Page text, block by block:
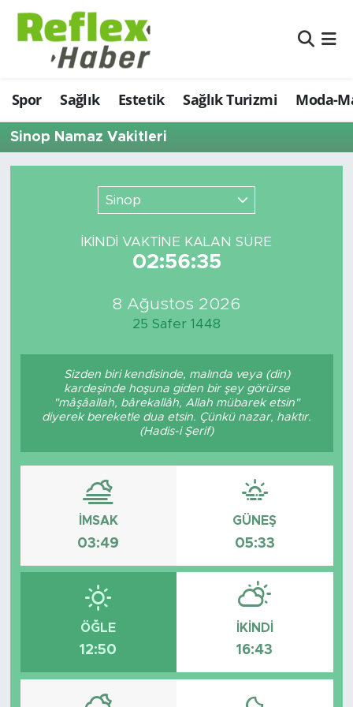
Spor Sağlık Estetik Sağlık Turizmi Moda-
Sinop Namaz Vakitleri
Sinop
İKINDI VAKTİNE KALAN SÜRE
02:56:35
8 Ağustos 2026
25 Safer 1448
Sizden biri kendisinde, malında veya (din)
kardeşinde hoşuna giden bir şey görürse
"mâşâallah, bârekallâh, Allah mübarek etsin"
diyerek bereketle dua etsin. Çünkü nazar, haktır.
(Hadis-i Şerif)
İMSAK
03:49
GÜNEŞ
05:33
ÖĞLE
12:50
İKINDI
16:43
Eğitim
Estetik
Firmalardan
Moda-Magazin-Eğlence
Sanat
Spor
Nöbetçi Eczaneler
Hava Durumu
Namaz Vakitleri
Tüm Manşetler
Son Dakika Haberleri